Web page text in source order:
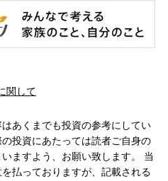
関して
あくまでも投資の参考にしてい
投資にあたっては読者ご自身の
ますよう、お願い致します。 当
払っておりますが、記載される